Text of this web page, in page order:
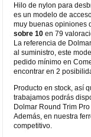
Hilo de nylon para
es un modelo de
muy buenas opiniones
sobre 10 en 79
La referencia de
al suministro, este
pedido mínimo en
encontrar en 2
Producto en stock, así
trabajamos podrás
Dolmar Round Trim
Además, en nuestra
competitivo.